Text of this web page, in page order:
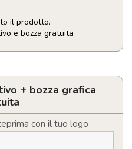
il prodotto.
e bozza gratuita
+ bozza grafica
con il tuo logo